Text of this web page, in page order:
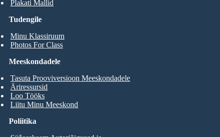
Tudengile
Minu Klassiruum
Photos For Class
Plakati Mallid
Meeskondadele
Tasuta Prooviversioon Meeskondadele
Äriressursid
Loo Tööks
Liitu Minu Meeskond
Poliitika